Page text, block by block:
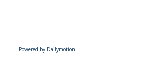
Powered by Dailymotion